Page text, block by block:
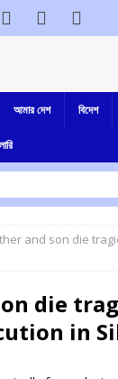
আমার দেশ বিদেশ
and son die
die
in